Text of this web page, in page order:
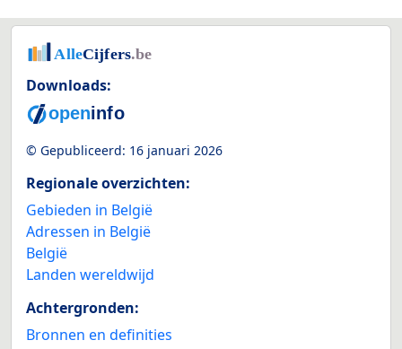
Downloads:
© Gepubliceerd: 16 januari 2026
Regionale overzichten:
Gebieden in België
Adressen in België
België
Landen wereldwijd
Achtergronden:
Bronnen en definities